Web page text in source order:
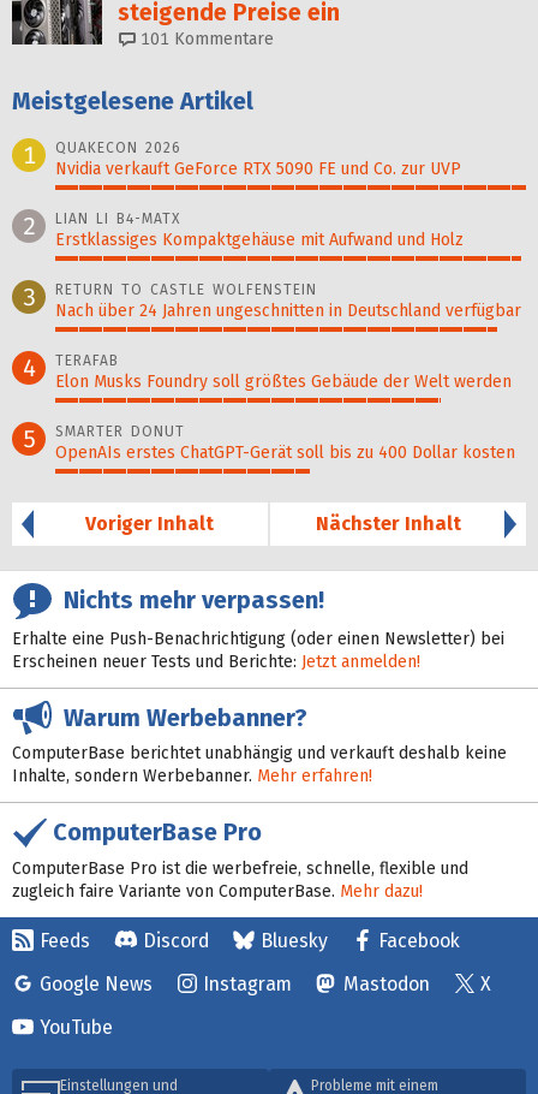
steigende Preise ein
101 Kommentare
Meistgelesene Artikel
1
QUAKECON 2026
Nvidia verkauft GeForce RTX 5090 FE und Co. zur UVP
100%
2 LIAN LI B4-MATX
Erstklassiges Kompaktgehäuse mit Aufwand und Holz
99%
3 RETURN TO CASTLE WOLFENSTEIN
Nach über 24 Jahren ungeschnitten in Deutschland verfügbar
94%
4 TERAFAB
Elon Musks Foundry soll größ­tes Gebäude der Welt werden
82%
5 SMARTER DONUT
OpenAIs erstes ChatGPT-Gerät soll bis zu 400 Dollar kosten
54%
Voriger Inhalt
Nächster Inhalt
Nichts mehr verpassen!
Erhalte eine Push-Benachrichtigung (oder einen Newsletter) bei
Erscheinen neuer Tests und Berichte: Jetzt anmelden!
Warum Werbebanner?
ComputerBase berichtet unabhängig und verkauft deshalb keine
Inhalte, sondern Werbebanner. Mehr erfahren!
ComputerBase Pro
ComputerBase Pro ist die werbefreie, schnelle, flexible und
zugleich faire Variante von ComputerBase. Mehr dazu!
Feeds Discord Bluesky
Facebook
Google News
Instagram Mastodon
X
YouTube
Einstellungen und Probleme mit einem